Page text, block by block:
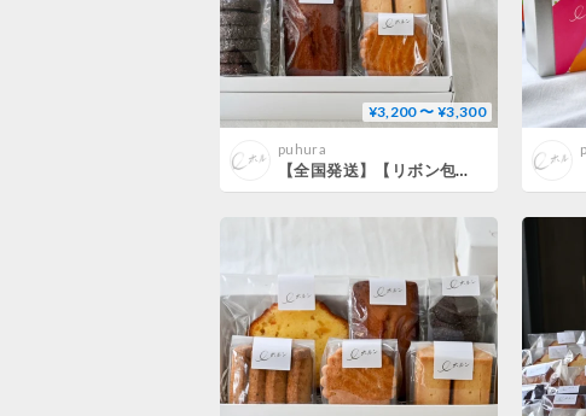
¥3,200 〜 ¥3,300
puhura
【全国発送】【リボン包装】【熨斗】焼き菓子8種詰め合わせ